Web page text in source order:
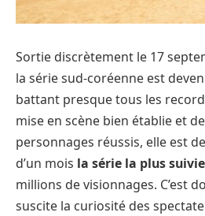
Sortie discrètement le 17
la série sud-coréenne est
battant presque tous les
mise en scène bien établie et
personnages réussis, elle est
d’un mois la série la plus
millions de visionnages. C’est
suscite la curiosité des